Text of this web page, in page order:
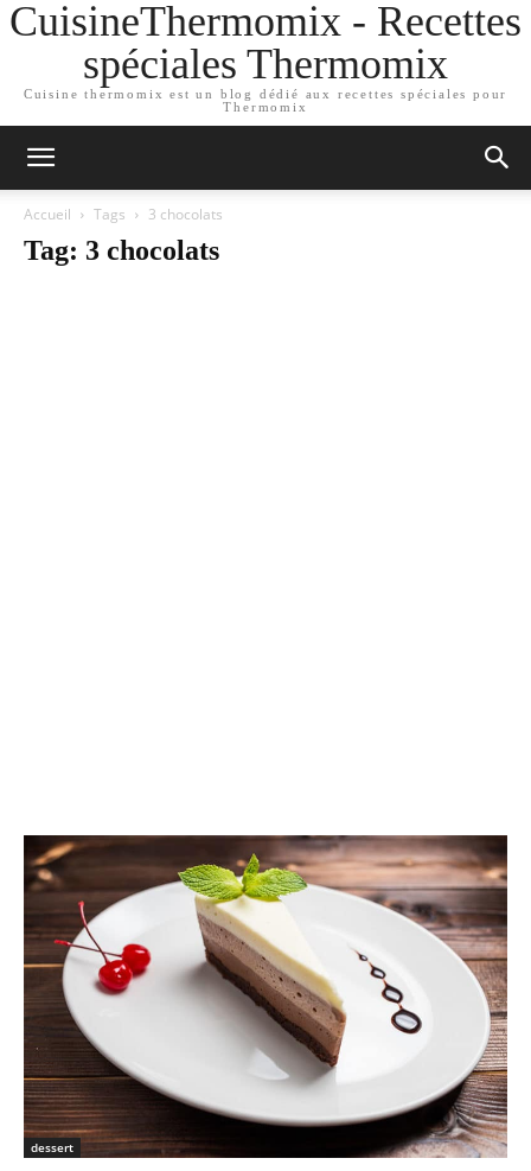
CuisineThermomix - Recettes
spéciales Thermomix
Cuisine thermomix est un blog dédié aux recettes spéciales pour
Thermomix
Accueil Tags 3 chocolats
Tag: 3 chocolats
dessert